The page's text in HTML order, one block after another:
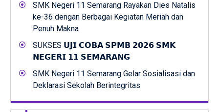
SMK Negeri 11 Semarang Rayakan Dies Natalis
ke-36 dengan Berbagai Kegiatan Meriah dan
Penuh Makna
SUKSES 𝗨𝗝𝗜 𝗖𝗢𝗕𝗔 𝗦𝗣𝗠𝗕 𝟮𝟬𝟮𝟲 𝗦𝗠𝗞
𝗡𝗘𝗚𝗘𝗥𝗜 𝟭𝟭 𝗦𝗘𝗠𝗔𝗥𝗔𝗡𝗚
SMK Negeri 11 Semarang Gelar Sosialisasi dan
Deklarasi Sekolah Berintegritas